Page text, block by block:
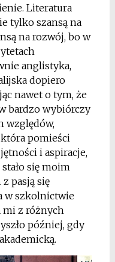
Literatura
tylko szansą na
na rozwój, bo w
anglistyka,
dopiero
nawet o tym, że
bardzo wybiórczy
względów,
pomieści
i aspiracje,
się moim
pasją się
w szkolnictwie
mi z różnych
później, gdy